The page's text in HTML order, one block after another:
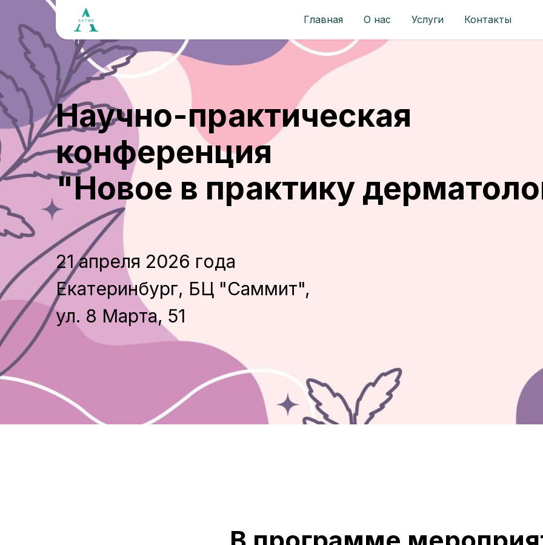
Главная О нас Услуги Контакты
Научно-практическая
конференция
"Новое в практику
21 апреля 2026 года
Екатеринбург, БЦ "Саммит",
ул. 8 Марта, 51